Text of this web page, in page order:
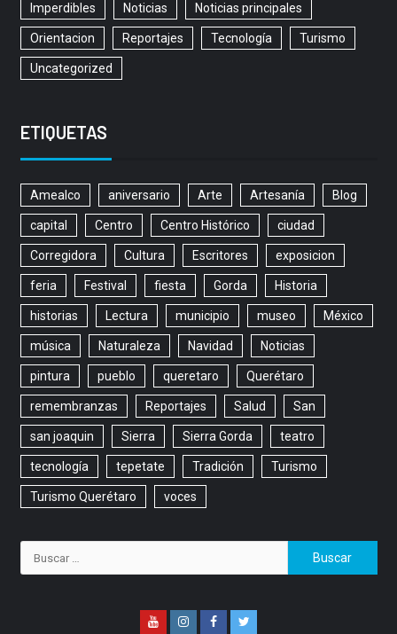
Imperdibles Noticias Noticias principales
Orientacion Reportajes Tecnología Turismo
Uncategorized
ETIQUETAS
Amealco aniversario Arte Artesanía Blog
capital Centro Centro Histórico ciudad
Corregidora Cultura Escritores exposicion
feria Festival fiesta Gorda Historia
historias Lectura municipio museo México
música Naturaleza Navidad Noticias
pintura pueblo queretaro Querétaro
remembranzas Reportajes Salud San
san joaquin Sierra Sierra Gorda teatro
tecnología tepetate Tradición Turismo
Turismo Querétaro voces